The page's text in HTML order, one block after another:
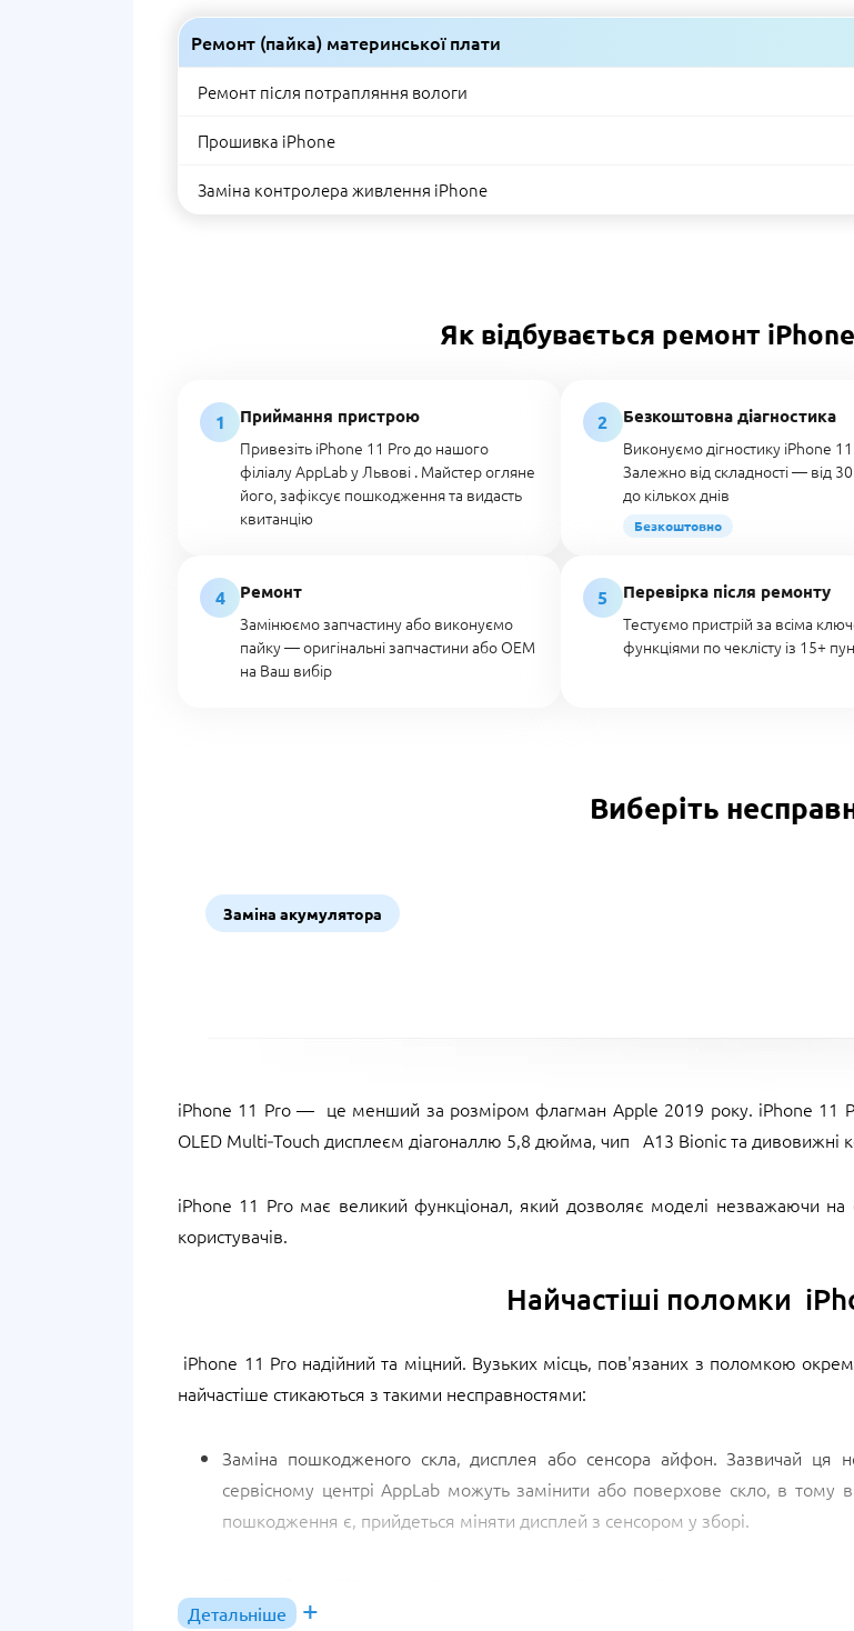
Ремонт (пайка) материнської плати
Ремонт після потрапляння вологи
Прошивка iPhone
Заміна контролера живлення iPhone
Як відбувається ремонт
1
Приймання пристрою
Привезіть iPhone 11 Pro до нашого
філіалу AppLab у Львові . Майстер огляне
його, зафіксує пошкодження та видасть
квитанцію
2
Безкоштовна діагностика
Виконуємо дігностику iPhone
Залежно від складності — від
до кількох днів
Безкоштовно
4
Ремонт
Замінюємо запчастину або виконуємо
пайку — оригінальні запчастини або OEM
на Ваш вибір
5
Перевірка після ремонту
Тестуємо пристрій за всіма
функціями по чеклісту із 15+
Виберіть
Заміна акумулятора
iPhone 11 Pro — це менший за розміром флагман Apple 2019 року. iPhone 11
OLED Multi‑Touch дисплеєм діагоналлю 5,8 дюйма, чип А13 Bionic та дивовижні
iPhone 11 Pro має великий функціонал, який дозволяє моделі незважаючи на
користувачів.
Найчастіші поломки
iPhone 11 Pro надійний та міцний. Вузьких місць, пов'язаних з поломкою
найчастіше стикаються з такими несправностями:
Заміна пошкодженого скла, дисплея або сенсора айфон. Зазвичай ця
сервісному центрі AppLab можуть замінити або поверхове скло, в
пошкодження є, прийдеться міняти дисплей з сенсором у зборі.
розрядка до 0%. Коли цикли завершуються, заявлена ємність
Детальніше